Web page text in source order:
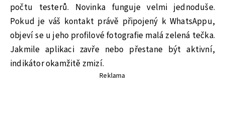
počtu testerů. Novinka funguje velmi jednoduše.
Pokud je váš kontakt právě připojený k WhatsAppu,
objeví se u jeho profilové fotografie malá zelená tečka.
Jakmile aplikaci zavře nebo přestane být aktivní,
indikátor okamžitě zmizí.
Reklama